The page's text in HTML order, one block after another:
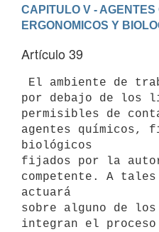
CAPITULO V - AGENTES
ERGONOMICOS Y
Artículo 39
por debajo de los
permisibles de
agentes químicos,
biológicos
fijados por la
competente. A
actuará
sobre alguno de los
integran el proceso